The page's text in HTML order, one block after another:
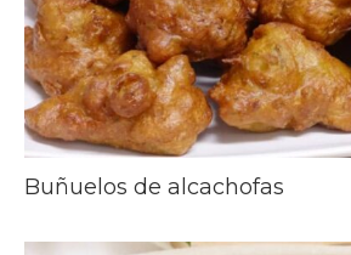
Buñuelos de alcachofas